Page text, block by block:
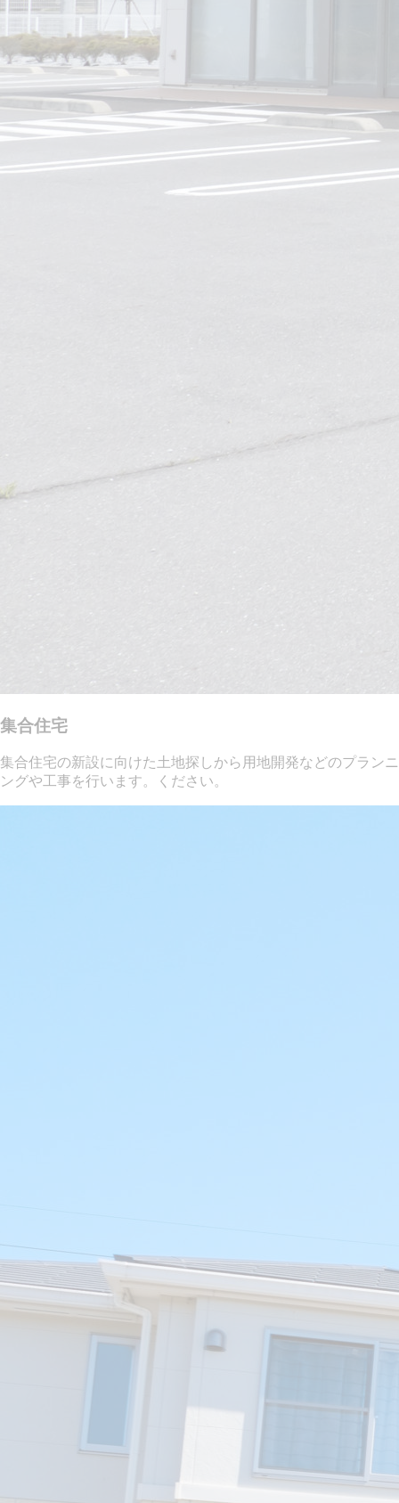
集合住宅
集合住宅の新設に向けた土地探しから用地開発などのプランニ
ングや工事を行います。ください。